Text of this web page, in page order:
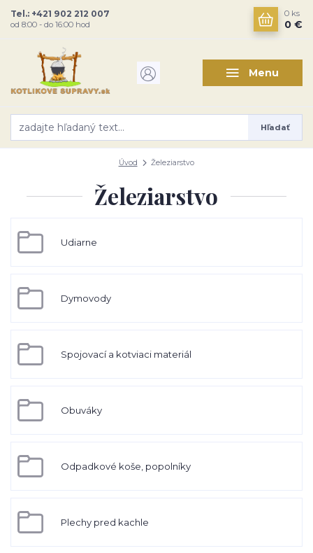
Menu
Hľadať
Tel.: +421 902 212 007
od 8:00 - do 16:00 hod
0 ks
0 €
Úvod Železiarstvo
Železiarstvo
Udiarne
Dymovody
Spojovací a kotviaci materiál
Obuváky
Odpadkové koše, popolníky
Plechy pred kachle